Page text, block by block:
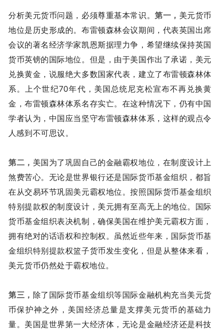
分析美元货币问题，必须尊重基本常识。第一， 美元货币
地位是历史形成的。布雷顿森林会议期间，代表英国出席
会议的著名经济学家凯恩斯据理力争，希望继续保持英国
货币英镑的国际地位。但是，由于美国作出了承诺，美元
兑换黄金，说服绝大多数国家代表，建立了布雷顿森林体
系。上个世纪70年代，美国总统尼克松宣布不再兑换黄
金，布雷顿森林体系名存实亡。在这种情况下，仍有中国
学者认为，中国应当坚守布雷顿森林体系，这样的观点令
人感到不可思议。
第二， 美国为了巩固自己的金融霸权地位，在制度设计上
煞费苦心。无论是世界银行还是国际货币基金组织，都旨
在从交易环节巩固美元霸权地位。按照国际货币基金组织
特别提款权的制度设计，美元拥有至高无上的地位。国际
货币基金组织表决机制，确保美国在维护美元霸权方面，
拥有绝对的话语权和控制权。虽然近些年来，国际货币基
金组织特别提款权篮子货币发生变化，但是从整体来看，
美元货币仍然处于霸权地位。
第三， 除了国际货币基金组织等国际金融机构充当美元货
币保护神之外，美国经济总量是支撑美元货币的基础力
量。美国是世界第一大经济体，无论是金融经济还是科技